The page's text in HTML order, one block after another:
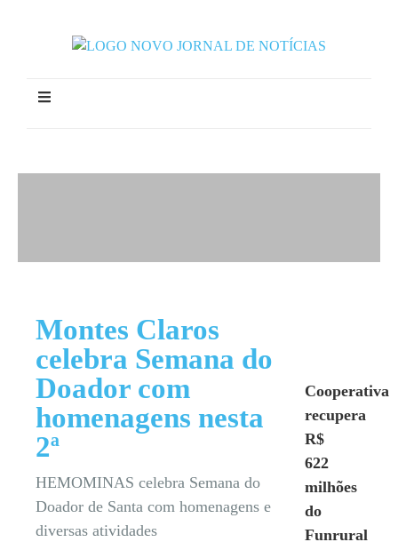
Montes Claros
celebra Semana do
Doador com
homenagens nesta
2ª
HEMOMINAS celebra Semana do
Doador de Santa com homenagens e
diversas atividades
Cooperativa
recupera
R$
622
milhões
do
Funrural